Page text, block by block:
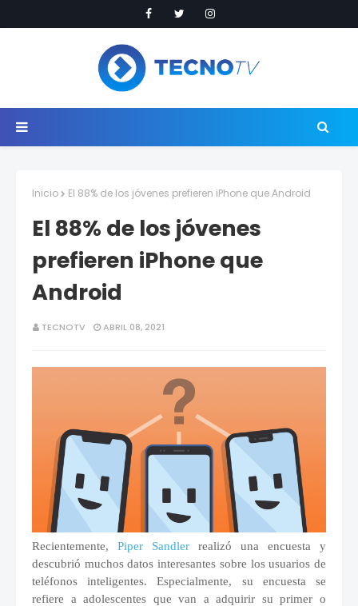
Inicio El 88% de los jóvenes prefieren iPhone que Android
El 88% de los jóvenes
prefieren iPhone que
Android
TECNOTV ABRIL 08, 2021
Recientemente, Piper Sandler realizó una encuesta y
descubrió muchos datos interesantes sobre los usuarios de
teléfonos inteligentes.Especialmente, su encuesta se
refiere a adolescentes que van a adquirir su primer o